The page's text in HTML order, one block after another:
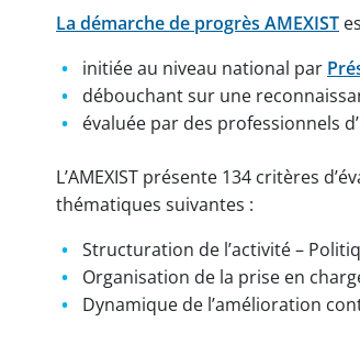
La démarche de progrès AMEXIST
initiée au niveau national par
débouchant sur une
évaluée par des professionnels
L’AMEXIST présente 134 critères
thématiques suivantes :
Structuration de l’activité –
Organisation de la prise en
Dynamique de l’amélioration